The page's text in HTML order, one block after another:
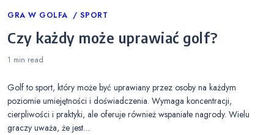
Categories
GRA W GOLFA SPORT
Czy każdy może uprawiać golf?
1 min read
Golf to sport, który może być uprawiany przez osoby na każdym
poziomie umiejętności i doświadczenia. Wymaga koncentracji,
cierpliwości i praktyki, ale oferuje również wspaniałe nagrody. Wielu
graczy uważa, że jest…